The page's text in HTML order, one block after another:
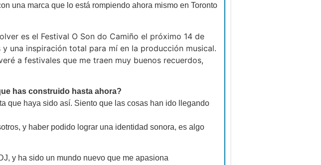
una marca que lo está rompiendo ahora mismo en Toronto
es el Festival O Son do Camiño el próximo 14 de
una inspiración total para mí en la producción musical.
a festivales que me traen muy buenos recuerdos,
has construido hasta ahora?
que haya sido así. Siento que las cosas han ido llegando
y haber podido lograr una identidad sonora, es algo
y ha sido un mundo nuevo que me apasiona